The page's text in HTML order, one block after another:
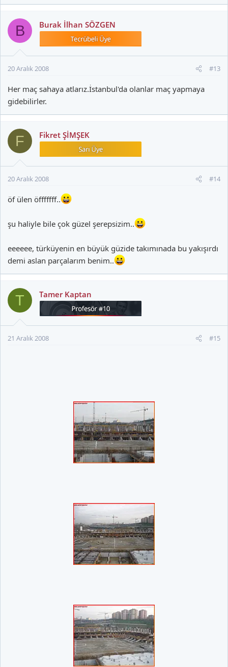
B Burak İlhan SÖZGEN
20 Aralık 2008 #13
Her maç sahaya atlarız.İstanbul'da olanlar maç yapmaya
gidebilirler.
F Fikret ŞİMŞEK
20 Aralık 2008 #14
öf ülen öfffffff..
şu haliyle bile çok güzel şerepsizim..
eeeeee, türküyenin en büyük güzide takımınada bu yakışırdı
demi aslan parçalarım benim..
T Tamer Kaptan
21 Aralık 2008 #15